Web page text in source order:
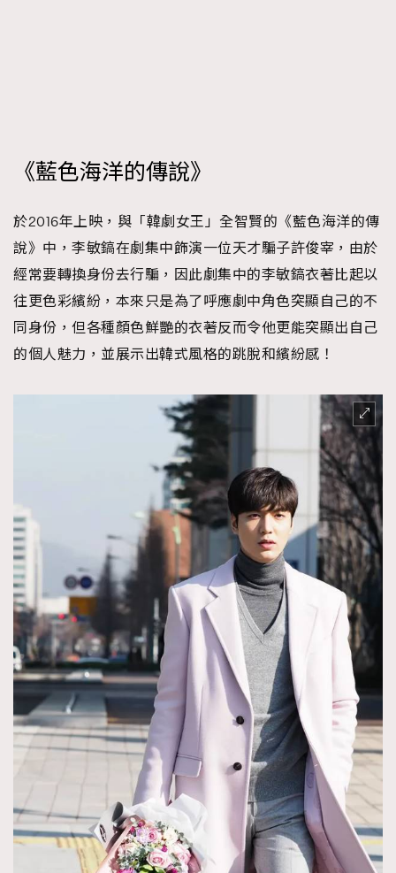
《藍色海洋的傳說》
於2016年上映，與「韓劇女王」全智賢的《藍色海洋的傳
說》中，李敏鎬在劇集中飾演一位天才騙子許俊宰，由於
經常要轉換身份去行騙，因此劇集中的李敏鎬衣著比起以
往更色彩繽紛，本來只是為了呼應劇中角色突顯自己的不
同身份，但各種顏色鮮艷的衣著反而令他更能突顯出自己
的個人魅力，並展示出韓式風格的跳脫和繽紛感！